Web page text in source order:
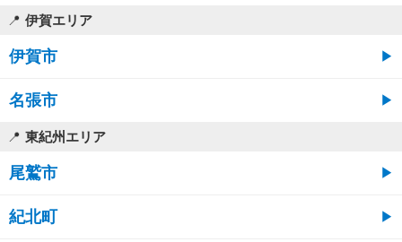
伊賀エリア
伊賀市
名張市
東紀州エリア
尾鷲市
紀北町